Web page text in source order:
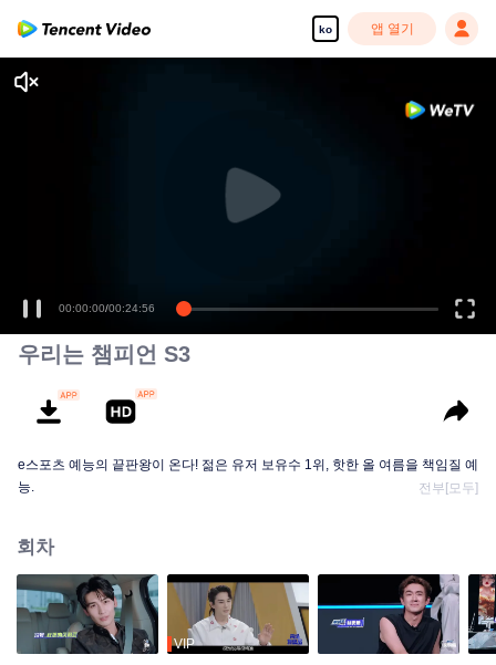
ko 앱 열기
00:00:00/00:24:56
우리는 챔피언 S3
e스포츠 예능의 끝판왕이 온다! 젊은 유저 보유수 1위, 핫한 올 여름을 책임질 예
능.
전부[모두]
회차
VIP